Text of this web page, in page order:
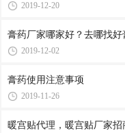
2019-12-20
膏药厂家哪家好？去哪找好
2019-12-02
膏药使用注意事项
2019-11-26
暖宫贴代理，暖宫贴厂家招